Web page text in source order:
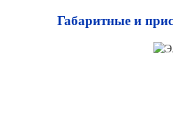
Габаритные и